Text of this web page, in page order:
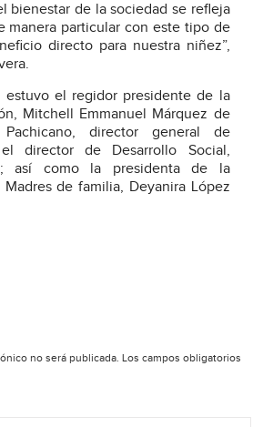
bienestar de la sociedad se refleja
manera particular con este tipo de
directo para nuestra niñez”,
el regidor presidente de la
Mitchell Emmanuel Márquez de
director general de
el director de Desarrollo Social,
así como la presidenta de la
de familia, Deyanira López
no será publicada. Los campos obligatorios